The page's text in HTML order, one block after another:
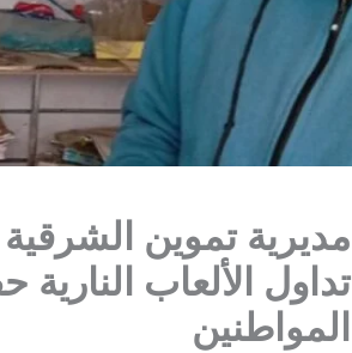
مديرية تموين
تداول الألعاب
المواطنين